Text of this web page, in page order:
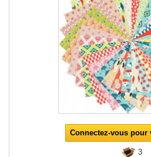
Connectez-vous
3